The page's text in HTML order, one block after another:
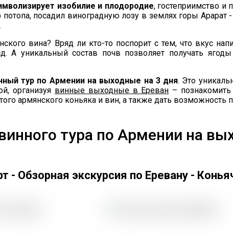
изобилие и плодородие, гостеприимство и
потопа, посадил виноградную лозу в землях горы
.
вина? Вряд ли кто-то поспорит с тем, что вкус
А уникальный состав почв позволяет получать
тур по Армении на выходные на 3 дня. Это
организуя винные выходные в Ереван –
армянского коньяка и вин, а также дать возможность
тура по Армении на
- Обзорная экскурсия по Еревану -